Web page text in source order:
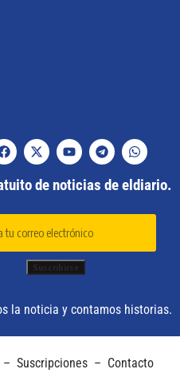
de noticias de eldiario.
la noticia y contamos historias.
– Suscripciones – Contacto